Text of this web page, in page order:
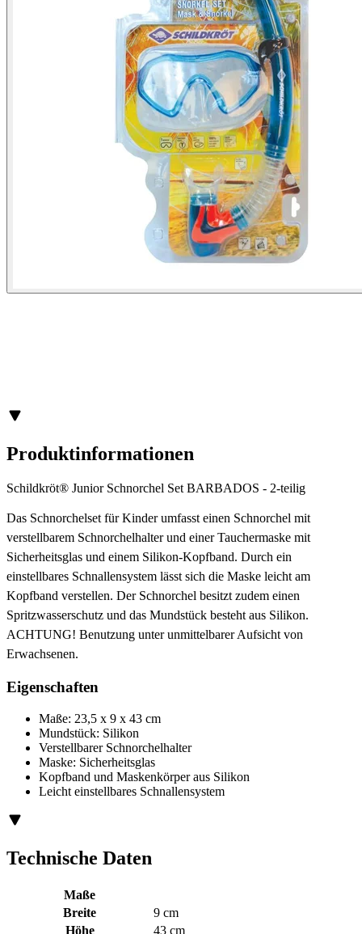
Produktinformationen
Schildkröt® Junior Schnorchel Set BARBADOS - 2-teilig
Das Schnorchelset für Kinder umfasst einen Schnorchel mit
verstellbarem Schnorchelhalter und einer Tauchermaske mit
Sicherheitsglas und einem Silikon-Kopfband. Durch ein
einstellbares Schnallensystem lässt sich die Maske leicht am
Kopfband verstellen. Der Schnorchel besitzt zudem einen
Spritzwasserschutz und das Mundstück besteht aus Silikon.
ACHTUNG! Benutzung unter unmittelbarer Aufsicht von
Erwachsenen.
Eigenschaften
Maße: 23,5 x 9 x 43 cm
Mundstück: Silikon
Verstellbarer Schnorchelhalter
Maske: Sicherheitsglas
Kopfband und Maskenkörper aus Silikon
Leicht einstellbares Schnallensystem
Technische Daten
Maße
Breite
9 cm
Höhe
43 cm